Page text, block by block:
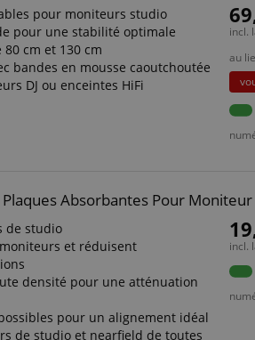
pour moniteurs studio
pour une stabilité optimale
cm et 130 cm
bandes en mousse caoutchoutée
DJ ou enceintes HiFi
incl.
au
Absorbantes Pour
de studio
et réduisent
densité pour une atténuation
pour un alignement idéal
de studio et nearfield de toutes
incl.